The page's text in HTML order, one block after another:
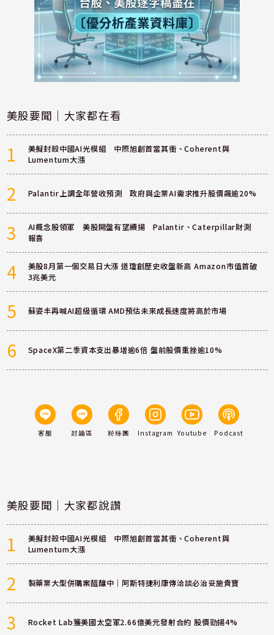
美股要聞｜大家都在看
1
美擬封殺中國AI光模組 中際旭創首當其衝、Coherent與
Lumentum大漲
2 Palantir上調全年營收預測 政府與企業AI需求推升股價飆逾20%
3
AI概念股領軍 美股開盤有望續揚 Palantir、Caterpillar財測
報喜
4
美股8月第一個交易日大漲 道瓊創歷史收盤新高 Amazon市值首破
3兆美元
5 蘇姿丰再喊AI超級循環 AMD預估未來成長速度將高於市場
6 SpaceX第二季資本支出暴增逾6倍 盤前股價重挫逾10%
客服 討論區 粉絲團 Instagram Youtube Podcast
美股要聞｜大家都說讚
1
美擬封殺中國AI光模組 中際旭創首當其衝、Coherent與
Lumentum大漲
2 製藥業大型併購案醞釀中｜阿斯特捷利康傳洽談必治妥施貴寶
3 Rocket Lab獲美國太空軍2.66億美元發射合約 股價勁揚4%